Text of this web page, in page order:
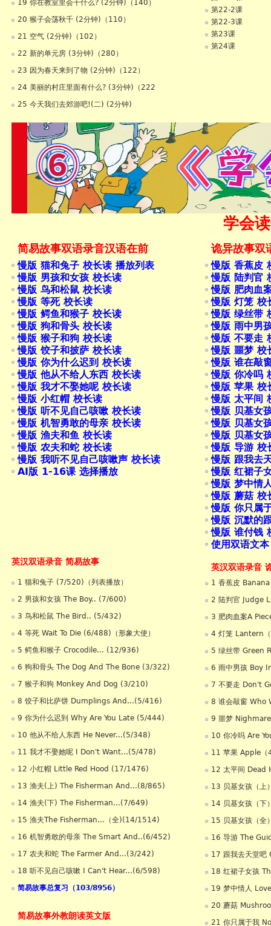
19 你在教室里会干什么? (2分钟)（140）
20 猴子会荡秋千 (2分钟)（110）
21 空气 (2分钟)（102）
22 新的单元房 (3分钟)（280）
23 因为春天来到了物 (2分钟)（122）
24 美丽的村庄里面有什么? (3分钟)（222
25 今天我们去郊游吧!(二) (2分钟)
第22-2课
第22-3课
第23课
第24课
学会
简易故事双语录音汉语在前
慢版 猫和兔子 校长读 播放列表
慢版 男孩和女孩 校长读
慢版 鸟和松鼠 校长读
慢版 等死 校长读
慢版 鳄鱼和猴子 校长读
慢版 狗和骨头 校长读
慢版 猴子和狗 校长读
慢版 饺子和披萨 校长读
慢版 你为什么迟到 校长读
慢版 他从不给人东西 校长读
慢版 我才不娶她呢 校长读
慢版 小红帽 校长读
慢版 听不见自己咳嗽 校长读
慢版 机智勇敢的母亲 校长读
慢版 渔夫和鱼 校长读
慢版 农夫和蛇 校长读
慢版 我听不见自己咳嗽声 校长读
AI版 1-16课 选择播放
诡异故事双
慢版 香蕉皮
慢版 陆判官
慢版 肥肉血
慢版 灯笼 校
慢版 绿丝带
慢版 雨中男
慢版 不要走
慢版 噩梦 校
慢版 谁在敲
慢版 你冷吗
慢版 苹果 校
慢版 太平间
慢版 贝基女
慢版 贝基女
慢版 贝基女
慢版 导游 校
慢版 跟我去
慢版 红裙子
慢版 梦中情
慢版 蘑菇 校
慢版 你只属
慢版 沉默的
慢版 谁付钱
使用双语文
英汉双语录音 简易故事
1 猫和兔子 (7/520)（列表播放）
2 男孩和女孩 The Boy.. (7/600)
3 鸟和松鼠 The Bird.. (5/432)
4 等死 Wait To Die (6/488)（形象大使）
5 鳄鱼和猴子 Crocodile... (12/936)
6 狗和骨头 The Dog And The Bone (3/322)
7 猴子和狗 Monkey And Dog (3/210)
8 饺子和比萨饼 Dumplings And...(5/416)
9 你为什么迟到 Why Are You Late (5/444)
10 他从不给人东西 He Never...(5/348)
11 我才不娶她呢 I Don't Want...(5/478)
12 小红帽 Little Red Hood (17/1476)
13 渔夫(上) The Fisherman And...(8/865)
14 渔夫(下) The Fisherman...(7/649)
15 渔夫The Fisherman...（全)(14/1514)
16 机智勇敢的母亲 The Smart And..(6/452)
17 农夫和蛇 The Farmer And...(3/242)
18 听不见自己咳嗽 I Can't Hear...(6/598)
简易故事总复习（103/8956）
简易故事外教朗读英文版
英汉双语录音
1 香蕉皮
2 陆判官 Judge
3 肥肉血案A
4 灯笼 Lantern
5 绿丝带 Green
6 雨中男孩 Boy
7 不要走 Don't
8 谁会敲窗
9 噩梦
10 你冷吗 Are
11 苹果 Apple
12 太平间 Dead
13 贝基女孩（
14 贝基女孩（
15 贝基女孩（
16 导游 The
17 跟我去天堂
18 红裙子女孩
19 梦中情人
20 蘑菇
21 你只属于我